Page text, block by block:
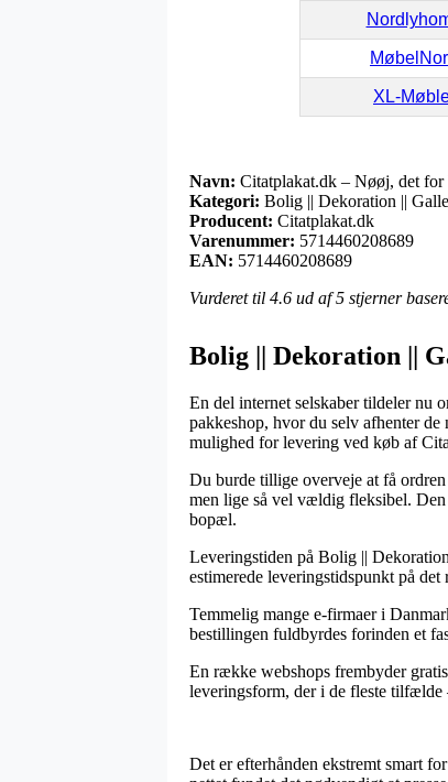
XL-
Navn: Citatplakat.dk – Nøøj, det for
Kategori: Bolig || Dekoration ||
Producent: Citatplakat.dk
Varenummer: 5714460208689
EAN: 5714460208689
Vurderet til 4.6 ud af 5 stjerner
Bolig || Dekoration ||
En del internet selskaber tildeler nu
pakkeshop, hvor du selv afhenter
mulighed for levering ved køb af
Du burde tillige overveje at få
men lige så vel vældig fleksibel.
bopæl.
Leveringstiden på Bolig ||
estimerede leveringstidspunkt på det
Temmelig mange e-firmaer i
bestillingen fuldbyrdes forinden et
En række webshops frembyder
leveringsform, der i de fleste tilfælde
Det er efterhånden ekstremt smart